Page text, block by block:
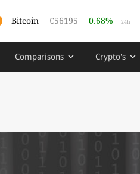
Bitcoin €56195 0.68% 24h
Comparisons Crypto's